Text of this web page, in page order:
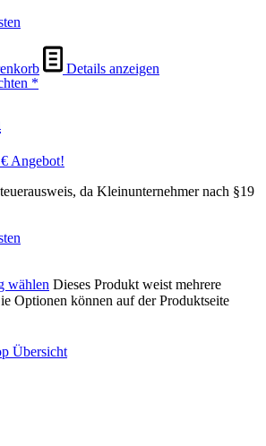
*
Übersicht
Details anzeigen
€ Angebot!
da Kleinunternehmer nach §19
wählen Dieses Produkt weist mehrere
Optionen können auf der Produktseite